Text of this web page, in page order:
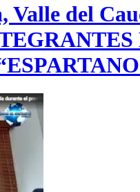
Valle del